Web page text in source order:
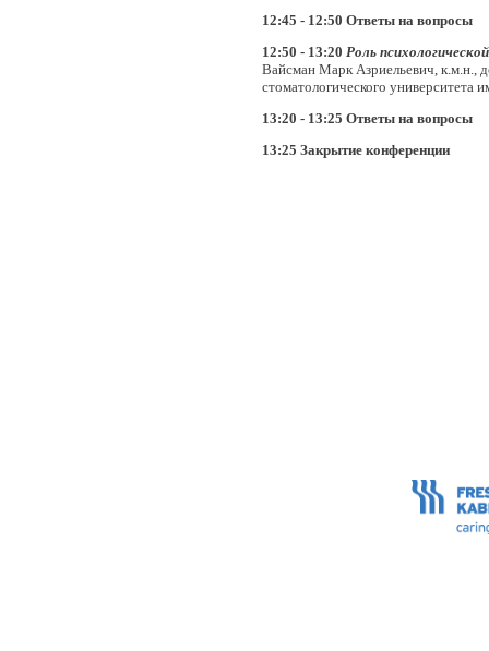
12:45 - 12:50 Ответы на вопросы
12:50 - 13:20 Роль
Вайсман Марк Азриельевич, к.м.н.,
стоматологического
13:20 - 13:25 Ответы на вопросы
13:25 Закрытие конференции